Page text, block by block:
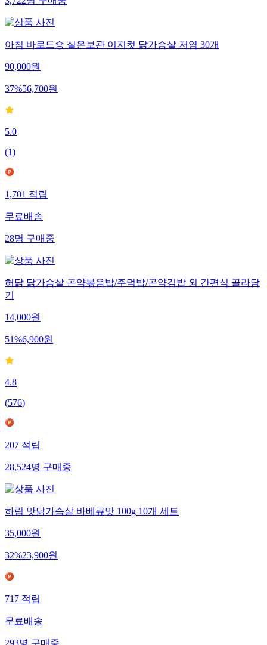
3,722명구매중
아침 바로드숑 실온보관 이지컷 닭가슴살 저염 30개
90,000원
37%56,700원
5.0
(1)
1,701적립
무료배송
28명구매중
허닭 닭가슴살 곤약볶음밥/주먹밥/곤약김밥 외 간편식 골라담
기
14,000원
51%6,900원
4.8
(576)
207적립
28,524명구매중
하림 맛닭가슴살 바베큐맛 100g 10개 세트
35,000원
32%23,900원
717적립
무료배송